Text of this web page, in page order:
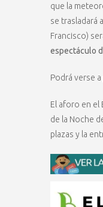
que la
se trasladará
Francisco)
espectáculo
Podrá verse
El aforo en el
de la Noche
plazas y la